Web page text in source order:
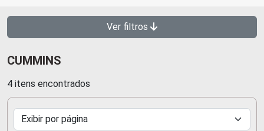
Ver filtros
CUMMINS
4 itens encontrados